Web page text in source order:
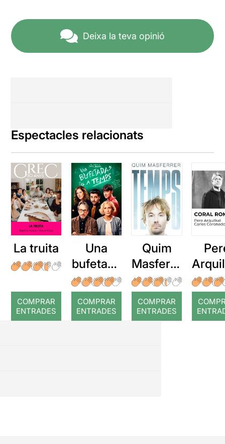
Deixa la teva opinió
Espectacles relacionats
La truita
COMPRAR
ENTRADES
Una
bufetada
a temps
COMPRAR
ENTRADES
Quim
Masferre
r: Temps
COMPRAR
ENTRADES
: